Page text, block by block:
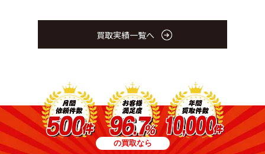
買取実績一覧へ
の買取なら